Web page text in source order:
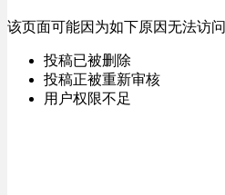
该页面可能因为如下原因无法访问
投稿已被删除
投稿正被重新审核
用户权限不足